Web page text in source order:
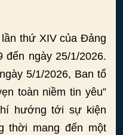
thứ XIV của Đảng
ngày 25/1/2026.
5/1/2026, Ban tổ
toàn niềm tin yêu”
hướng tới sự kiện
thời mang đến một